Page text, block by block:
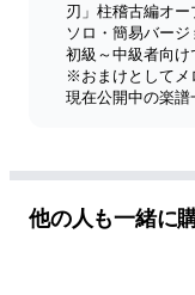
刃」柱稽古編オー
ソロ・簡易バージ
初級～中級者向け
※おまけとしてメ
現在公開中の楽譜
他の人も一緒に